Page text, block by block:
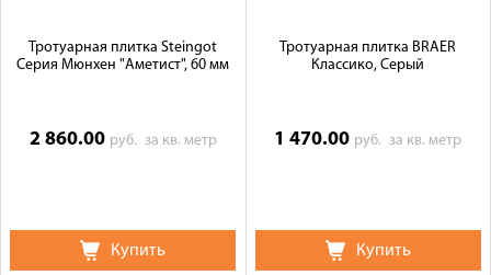
Тротуарная плитка Steingot
Серия Мюнхен "Аметист", 60 мм
2 860.00 руб. за кв. метр
Купить
Тротуарная плитка BRAER
Классико, Серый
1 470.00 руб.за кв. метр
Купить